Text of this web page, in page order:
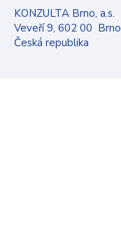
KONZULTA Brno, a.s.
Veveří 9, 602 00 Brno
Česká republika